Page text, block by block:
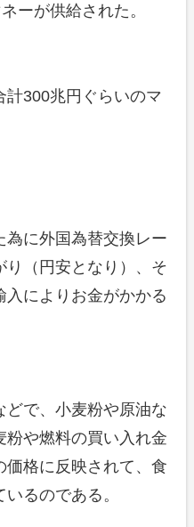
ーが供給された。
計300兆円ぐらいのマ
為に外国為替交換レー
り（円安となり）、そ
によりお金がかかる
どで、小麦粉や原油な
粉や燃料の買い入れ金
価格に反映されて、食
るのである。